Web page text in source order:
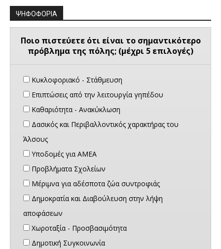
ΨΗΦΟΦΟΡΙΑ
Ποιο πιστεύετε ότι είναι το σημαντικότερο
πρόβλημα της πόλης; (μέχρι 5 επιλογές)
Κυκλοφοριακό - Στάθμευση
Επιπτώσεις από την λειτουργία γηπέδου
Καθαριότητα - Ανακύκλωση
Δασικός και Περιβαλλοντικός χαρακτήρας του
Άλσους
Υποδομές για ΑΜΕΑ
Προβλήματα Σχολείων
Μέριμνα για αδέσποτα ζώα συντροφιάς
Δημοκρατία και Διαβούλευση στην λήψη
αποφάσεων
Χωροταξία - Προσβασιμότητα
Δημοτική Συγκοινωνία